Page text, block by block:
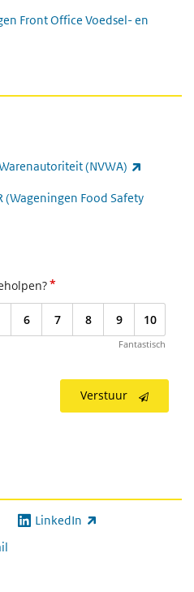
Front Office Voedsel- en
(NVWA)
(Wageningen Food Safety
*
6 7 8 9 10
Fantastisch
Verstuur
LinkedIn
(externe link)